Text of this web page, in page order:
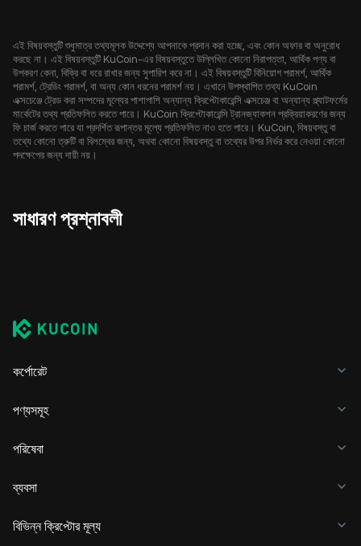
এই বিষয়বস্তুটি শুধুমাত্র তথ্যমূলক উদ্দেশ্যে আপনাকে প্রদান করা হচ্ছে, এবং কোন অফার বা অনুরোধ
করছে না। এই বিষয়বস্তুটি KuCoin-এর বিষয়বস্তুতে উল্লিখিত কোনো নিরাপত্তা, আর্থিক পণ্য বা
উপকরণ কেনা, বিক্রি বা ধরে রাখার জন্য সুপারিশ করে না। এই বিষয়বস্তুটি বিনিয়োগ পরামর্শ, আর্থিক
পরামর্শ, ট্রেডিং পরামর্শ, বা অন্য কোন ধরনের পরামর্শ নয়। এখানে উপস্থাপিত তথ্য KuCoin
এক্সচেঞ্জে ট্রেড করা সম্পদের মূল্যের পাশাপাশি অন্যান্য ক্রিপ্টোকারেন্সি এক্সচেঞ্জ বা অন্যান্য প্ল্যাটফর্মের
মার্কেটের তথ্য প্রতিফলিত করতে পারে। KuCoin ক্রিপ্টোকারেন্সি ট্রানজ্যাকশন প্রক্রিয়াকরণের জন্য
ফি চার্জ করতে পারে যা প্রদর্শিত রূপান্তর মূল্যে প্রতিফলিত নাও হতে পারে। KuCoin, বিষয়বস্তু বা
তথ্যে কোনো ত্রুটি বা বিলম্বের জন্য, অথবা কোনো বিষয়বস্তু বা তথ্যের উপর নির্ভর করে নেওয়া কোনো
পদক্ষেপের জন্য দায়ী নয়।
সাধারণ প্রশ্নাবলী
কর্পোরেট
পণ্যসমূহ
পরিষেবা
ব্যবসা
বিভিন্ন ক্রিপ্টোর মূল্য